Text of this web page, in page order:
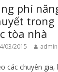
phí
trong
tòa nhà
03/2015 admin
các chuyên